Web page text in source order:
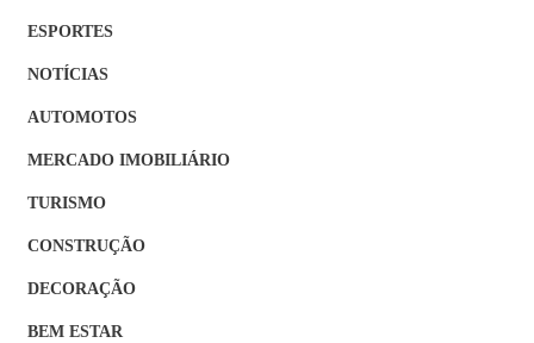
ESPORTES
NOTÍCIAS
AUTOMOTOS
MERCADO IMOBILIÁRIO
TURISMO
CONSTRUÇÃO
DECORAÇÃO
BEM ESTAR